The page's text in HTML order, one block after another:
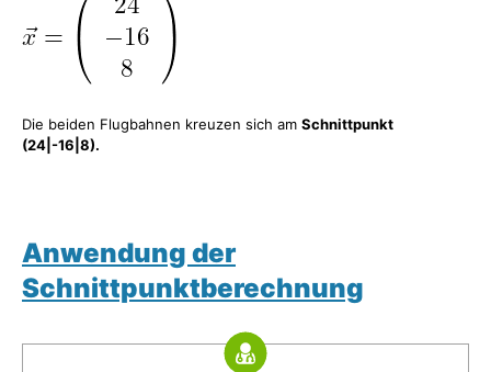
Die beiden Flugbahnen kreuzen sich am Schnittpunkt
(24|-16|8).
Anwendung der
Schnittpunktberechnung